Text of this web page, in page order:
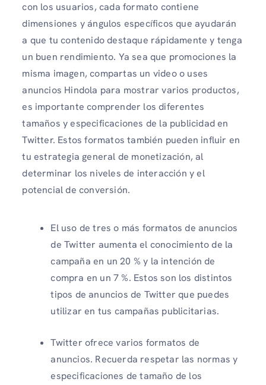
con los usuarios, cada formato contiene
dimensiones y ángulos específicos que ayudarán
a que tu contenido destaque rápidamente y tenga
un buen rendimiento. Ya sea que promociones la
misma imagen, compartas un video o uses
anuncios Hindola para mostrar varios productos,
es importante comprender los diferentes
tamaños y especificaciones de la publicidad en
Twitter. Estos formatos también pueden influir en
tu estrategia general de monetización, al
determinar los niveles de interacción y el
potencial de conversión.
El uso de tres o más formatos de anuncios
de Twitter aumenta el conocimiento de la
campaña en un 20 % y la intención de
compra en un 7 %. Estos son los distintos
tipos de anuncios de Twitter que puedes
utilizar en tus campañas publicitarias.
Twitter ofrece varios formatos de
anuncios. Recuerda respetar las normas y
especificaciones de tamaño de los